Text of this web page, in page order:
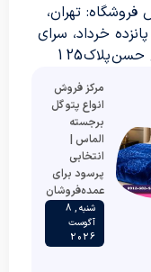
فروشگاه: تهران،
پانزده خرداد، سرای
پلاک 125
مرکز فروش
انواع پتو گل
برجسته
الماس |
انتخابی
پرسود برای
عمده‌فروشان
شنبه , 8
آگوست
2026